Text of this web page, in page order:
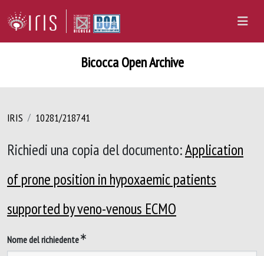
Bicocca Open Archive
IRIS 10281/218741
Richiedi una copia del documento:Application
of prone position in hypoxaemic patients
supported by veno-venous ECMO
Nome del richiedente